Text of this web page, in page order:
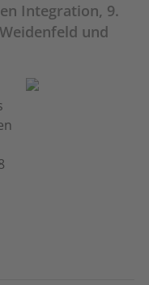
Integration, 9.
und